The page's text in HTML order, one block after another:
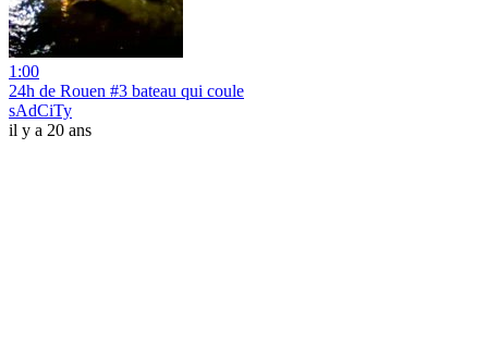
1:00
24h de Rouen #3 bateau qui coule
sAdCiTy
il y a 20 ans